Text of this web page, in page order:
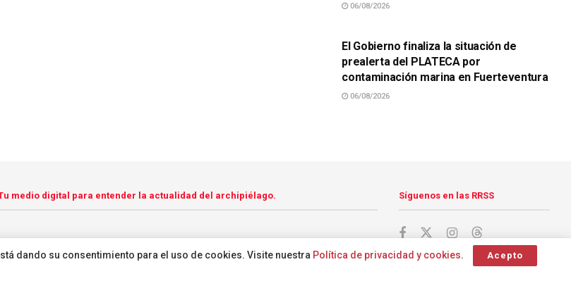
06/08/2026
El Gobierno finaliza la situación de
prealerta del PLATECA por
contaminación marina en Fuerteventura
06/08/2026
medio digital para entender la actualidad del archipiélago. Síguenos en las RRSS
dando su consentimiento para el uso de cookies. Visite nuestra Política de privacidad y cookies. Acepto